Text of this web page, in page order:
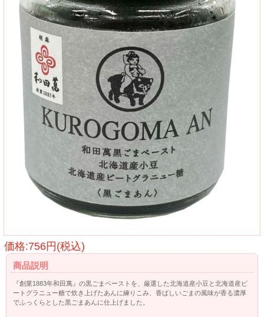
価格:756円(税込)
商品説明
『創業1883年和田萬』の黒ごまペーストを、厳選した北海道産小豆と北海道産ビ
ートグラニュー糖で炊き上げたあんに練りこみ、香ばしいごまの風味が香る濃厚
でふっくらとした黒ごまあんに仕上げました。